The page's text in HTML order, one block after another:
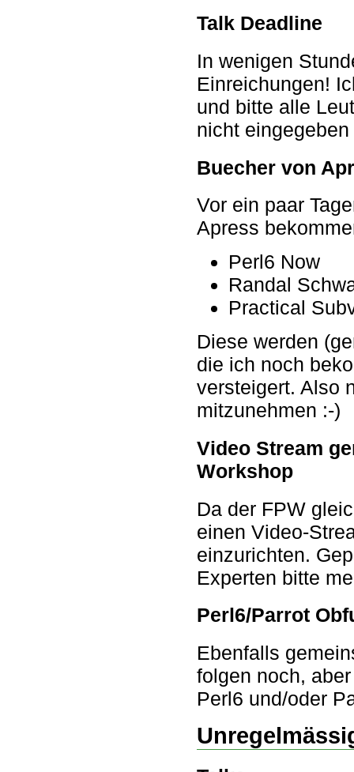
Talk Deadline
In wenigen
Einreichungen!
und bitte alle
nicht
Buecher von
Vor ein paar
Apress
Perl6 Now
Randal
Practical
Diese werden
die ich noch
versteigert. Also
mitzunehmen :-)
Video Stream
Workshop
Da der FPW
einen Video-
einzurichten.
Experten bitte
Perl6/Parrot
Ebenfalls
folgen noch,
Perl6 und/oder